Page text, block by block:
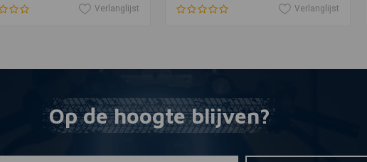
Verlanglijst Verlanglijst
Op de hoogte blijven?